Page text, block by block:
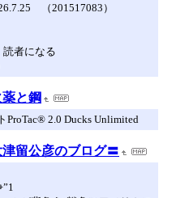
（201517083）
読者になる
薬と鋼
ProTac® 2.0 Ducks Unlimited
津留公彦のブログ〓